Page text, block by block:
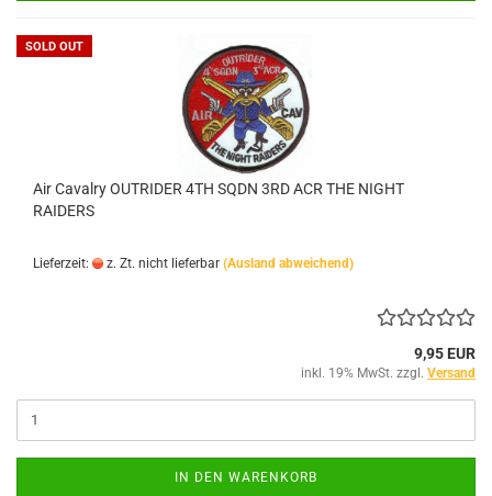
SOLD OUT
Air Cavalry OUTRIDER 4TH SQDN 3RD ACR THE NIGHT
RAIDERS
Lieferzeit: z. Zt. nicht lieferbar (Ausland abweichend)
9,95 EUR
inkl. 19% MwSt. zzgl. Versand
IN DEN WARENKORB